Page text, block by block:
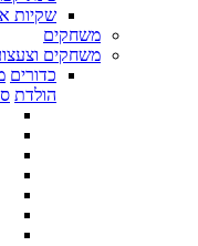
שקיות
משחקים
משחקים
כדורים
הולדת